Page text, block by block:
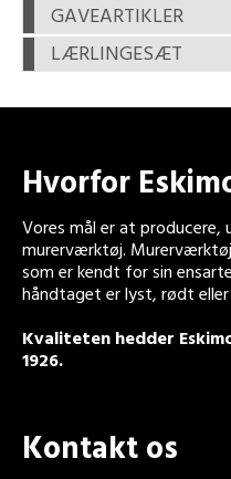
GAVEARTIKLER
LÆRLINGESÆT
Hvorfor
Vores mål er at
murerværktøj.
som er kendt for sin
håndtaget er lyst, rødt
Kvaliteten hedder
1926.
Kontakt os